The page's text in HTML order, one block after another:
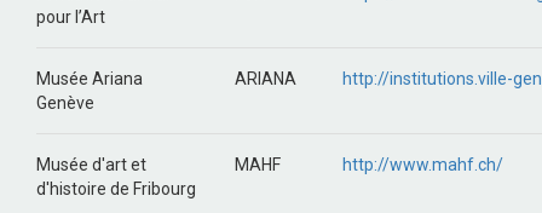
pour l’Art
Musée Ariana
Genève
ARIANA http://institutions.ville-
Musée d'art et
d'histoire de Fribourg
MAHF http://www.mahf.ch/